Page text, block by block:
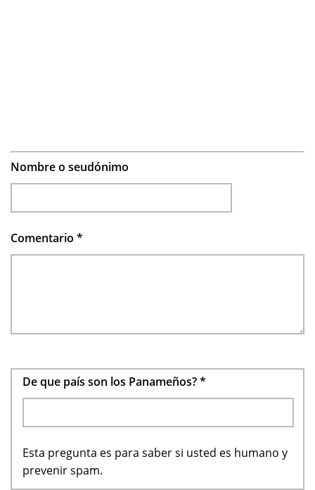
Nombre o seudónimo
Comentario *
De que país son los Panameños?*
Esta pregunta es para saber si usted es humano y
prevenir spam.